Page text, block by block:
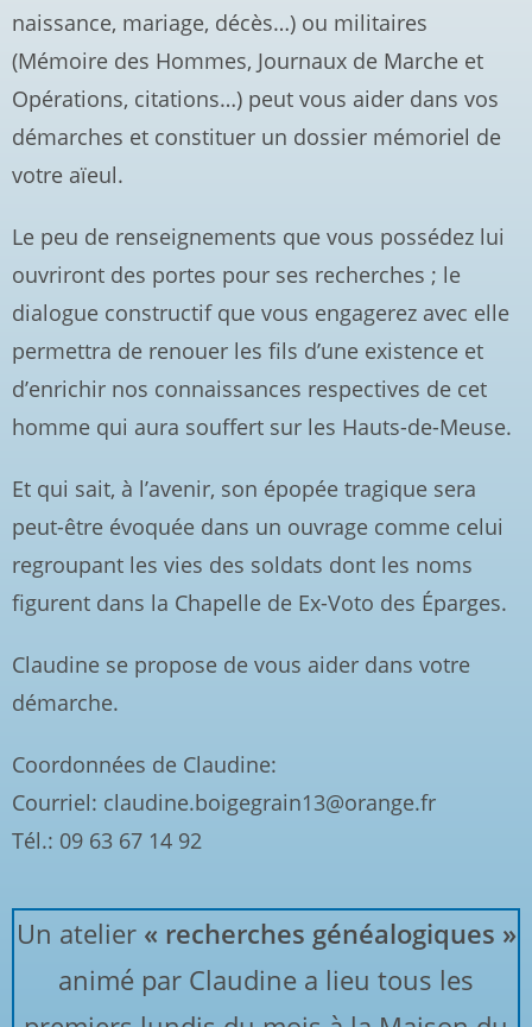
naissance, mariage, décès…) ou militaires
(Mémoire des Hommes, Journaux de Marche et
Opérations, citations…) peut vous aider dans vos
démarches et constituer un dossier mémoriel de
votre aïeul.
Le peu de renseignements que vous possédez lui
ouvriront des portes pour ses recherches ; le
dialogue constructif que vous engagerez avec elle
permettra de renouer les fils d’une existence et
d’enrichir nos connaissances respectives de cet
homme qui aura souffert sur les Hauts-de-Meuse.
Et qui sait, à l’avenir, son épopée tragique sera
peut-être évoquée dans un ouvrage comme celui
regroupant les vies des soldats dont les noms
figurent dans la Chapelle de Ex-Voto des Éparges.
Claudine se propose de vous aider dans votre
démarche.
Coordonnées de Claudine:
Courriel: claudine.boigegrain13@orange.fr
Tél.: 09 63 67 14 92
Un atelier« recherches généalogiques »
animé par Claudine a lieu tous les